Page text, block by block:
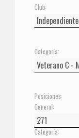
Club:
Categoría:
Posiciones:
General:
Categoría: